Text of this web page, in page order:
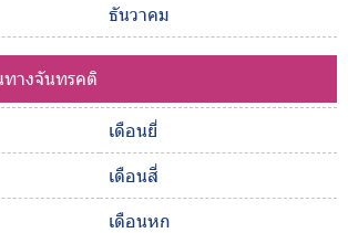
ธันวาคม
างจันทรคติ
เดือนยี่
เดือนสี่
เดือนหก